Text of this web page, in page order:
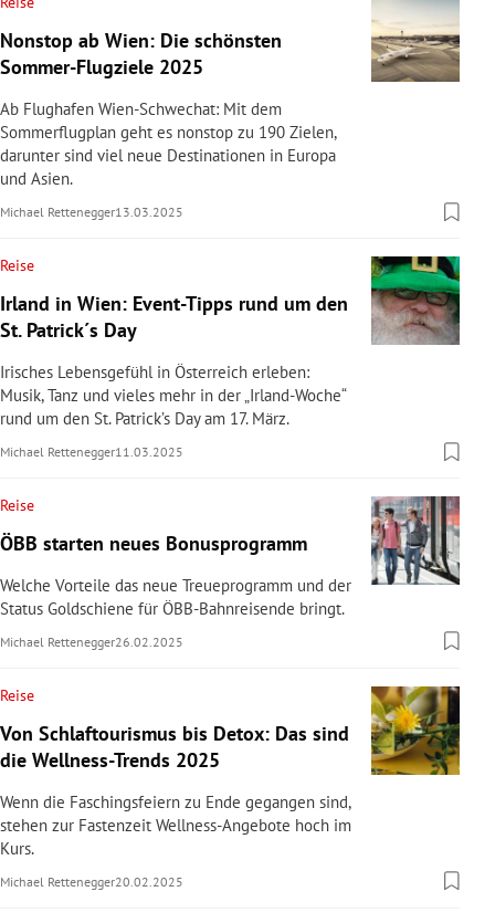
Nonstop ab Wien: Die schönsten
Sommer-Flugziele 2025
Ab Flughafen Wien-Schwechat: Mit dem
Sommerflugplan geht es nonstop zu 190 Zielen,
darunter sind viel neue Destinationen in Europa
und Asien.
Michael Rettenegger13.03.2025
Reise
Irland in Wien: Event-Tipps rund um den
St. Patrick´s Day
Irisches Lebensgefühl in Österreich erleben:
Musik, Tanz und vieles mehr in der „Irland-Woche“
rund um den St. Patrick’s Day am 17. März.
Michael Rettenegger11.03.2025
Reise
ÖBB starten neues Bonusprogramm
Welche Vorteile das neue Treueprogramm und der
Status Goldschiene für ÖBB-Bahnreisende bringt.
Michael Rettenegger26.02.2025
Reise
Von Schlaftourismus bis Detox: Das sind
die Wellness-Trends 2025
Wenn die Faschingsfeiern zu Ende gegangen sind,
stehen zur Fastenzeit Wellness-Angebote hoch im
Kurs.
Michael Rettenegger20.02.2025